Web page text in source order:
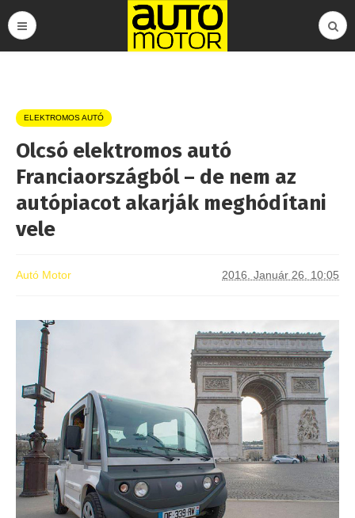
ELEKTROMOS AUTÓ
Olcsó elektromos autó
Franciaországból – de nem az
autópiacot akarják meghódítani
vele
Autó Motor 2016. Január 26. 10:05